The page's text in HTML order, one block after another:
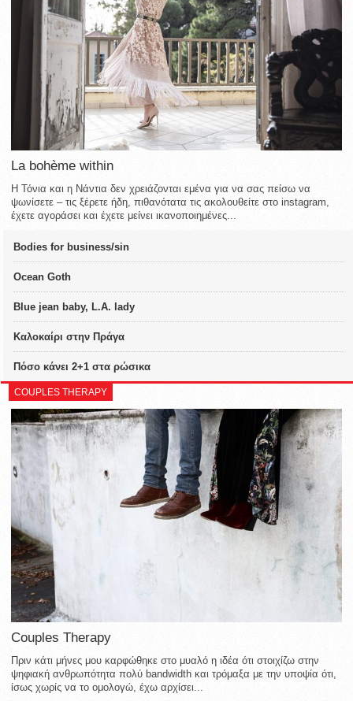
La bohème within
Η Τόνια και η Νάντια δεν χρειάζονται εμένα για να σας πείσω να
ψωνίσετε – τις ξέρετε ήδη, πιθανότατα τις ακολουθείτε στο instagram,
έχετε αγοράσει και έχετε μείνει ικανοποιημένες...
Bodies for business/sin
Ocean Goth
Blue jean baby, L.A. lady
Καλοκαίρι στην Πράγα
Πόσο κάνει 2+1 στα ρώσικα
COUPLES THERAPY
Couples Therapy
Πριν κάτι μήνες μου καρφώθηκε στο μυαλό η ιδέα ότι στοιχίζω στην
ψηφιακή ανθρωπότητα πολύ bandwidth και τρόμαξα με την υποψία ότι,
ίσως χωρίς να το ομολογώ, έχω αρχίσει...